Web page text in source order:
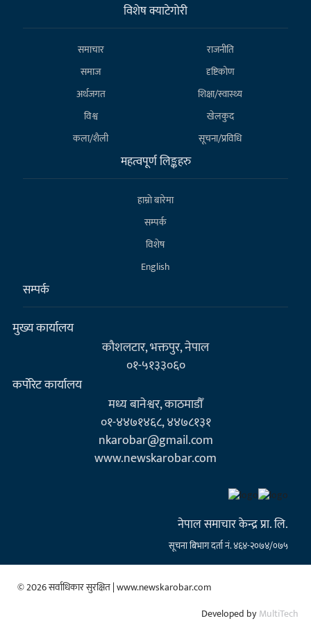
विशेष क्याटेगाेरी
समाचार
राजनीति
समाज
दृष्टिकोण
अर्थजगत
शिक्षा/स्वास्थ्य
विश्व
खेलकुद
कला/शैली
सूचना/प्रविधि
महत्वपूर्ण लिङ्कहरु
हाम्राे बारेमा
सम्पर्क
विशेष
English
सम्पर्क
मुख्य कार्यालय
कौशलटार, भक्तपुर, नेपाल
०१-५१३३०६०
कर्पाेरेट कार्यालय
मध्य बानेश्वर, काठमाडौँ
०१-४४७१४६८, ४४७८१३१
nkarobar@gmail.com
www.newskarobar.com
नेपाल समाचार केन्द्र प्रा. लि.
सूचना बिभाग दर्ता नं. ४६४-२०७४/०७५
© 2026 सर्वाधिकार सुरक्षित | www.newskarobar.com
Developed byMultiTech